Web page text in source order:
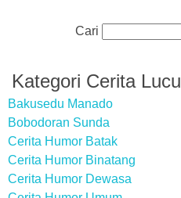
Cari
Kategori Cerita Lucu
Bakusedu Manado
Bobodoran Sunda
Cerita Humor Batak
Cerita Humor Binatang
Cerita Humor Dewasa